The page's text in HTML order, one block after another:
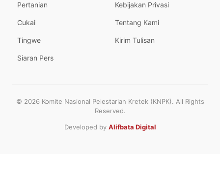
Pertanian
Cukai
Tingwe
Siaran Pers
Kebijakan Privasi
Tentang Kami
Kirim Tulisan
© 2026 Komite Nasional Pelestarian Kretek (KNPK). All Rights
Reserved.
Developed by Alifbata Digital